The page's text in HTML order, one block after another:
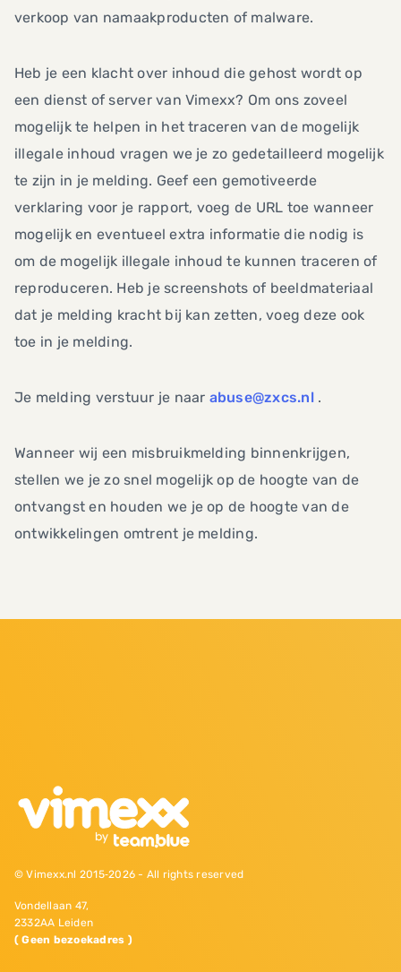
verkoop van namaakproducten of malware.
Heb je een klacht over inhoud die gehost wordt op
een dienst of server van Vimexx? Om ons zoveel
mogelijk te helpen in het traceren van de mogelijk
illegale inhoud vragen we je zo gedetailleerd mogelijk
te zijn in je melding. Geef een gemotiveerde
verklaring voor je rapport, voeg de URL toe wanneer
mogelijk en eventueel extra informatie die nodig is
om de mogelijk illegale inhoud te kunnen traceren of
reproduceren. Heb je screenshots of beeldmateriaal
dat je melding kracht bij kan zetten, voeg deze ook
toe in je melding.
Je melding verstuur je naar abuse@zxcs.nl.
Wanneer wij een misbruikmelding binnenkrijgen,
stellen we je zo snel mogelijk op de hoogte van de
ontvangst en houden we je op de hoogte van de
ontwikkelingen omtrent je melding.
© Vimexx.nl 2015‐2026 - All rights reserved
Vondellaan 47,
2332AA Leiden
( Geen bezoekadres )